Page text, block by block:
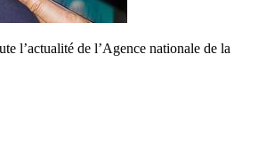
l’actualité de l’Agence nationale de la